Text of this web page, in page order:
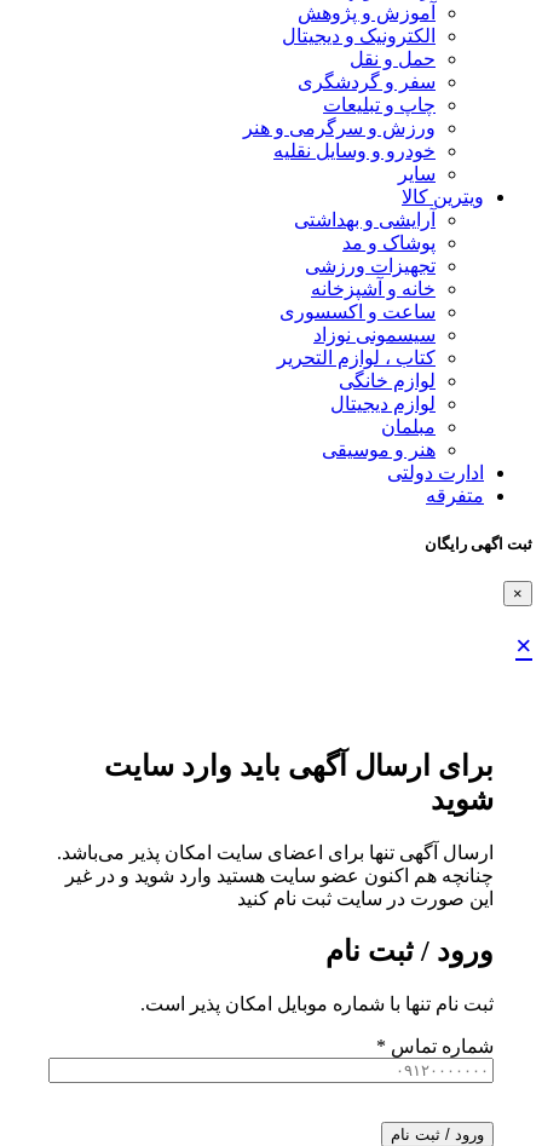
آموزش و پژوهش
الکترونیک و دیجیتال
حمل و نقل
سفر و گردشگری
چاپ و تبلیعات
ورزش و سرگرمی و هنر
خودرو و وسایل نقلیه
سایر
ویترین کالا
آرایشی و بهداشتی
پوشاک و مد
تجهیزات ورزشی
خانه و آشپزخانه
ساعت و اکسسوری
سیسمونی نوزاد
کتاب ، لوازم التحریر
لوازم خانگی
لوازم دیجیتال
مبلمان
هنر و موسیقی
ادارت دولتی
متفرقه
ثبت اگهی رایگان
×
×
برای ارسال آگهی باید وارد سایت
شوید
ارسال آگهی تنها برای اعضای سایت امکان پذیر می‌باشد.
چنانچه هم‌ اکنون عضو سایت هستید وارد شوید و در غیر
این صورت در سایت ثبت نام کنید
ورود / ثبت نام
ثبت نام تنها با شماره موبایل امکان پذیر است.
شماره تماس *
ورود / ثبت نام